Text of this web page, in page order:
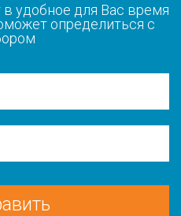
удобное для Вас время
определиться с